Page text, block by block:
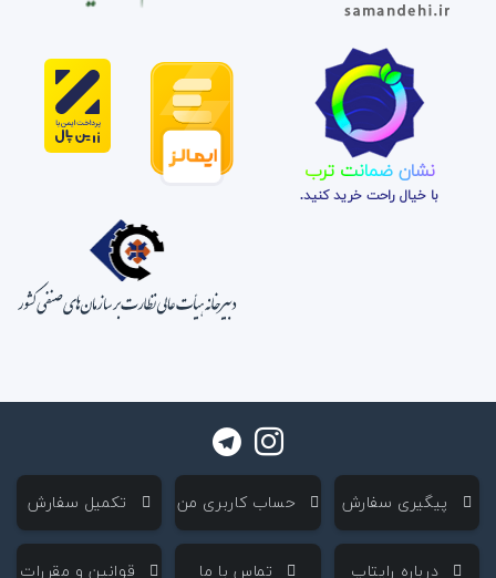
نشان ضمانت ترب
با خیال راحت خرید کنید.
‌ پیگیری سفارش ‌ حساب کاربری من ‌ تکمیل سفارش
‌ درباره رایتاپ ‌ تماس با ما ‌ قوانین و مقررات